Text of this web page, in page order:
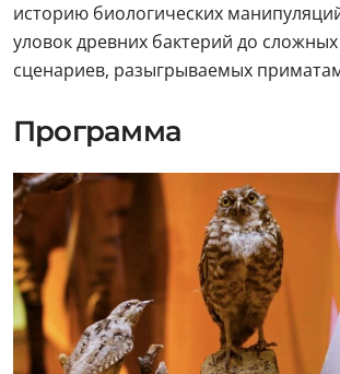
историю биологических
уловок древних бактерий до
сценариев, разыгрываемых
Программа